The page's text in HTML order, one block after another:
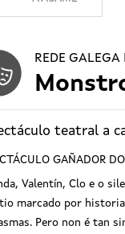
REDE GALEGA
teatral a
GAÑADOR
Valentín, Clo e o
marcado por
Pero non é tan